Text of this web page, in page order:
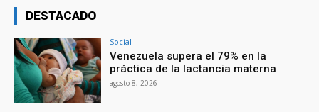
DESTACADO
Social
Venezuela supera el 79% en la
práctica de la lactancia materna
agosto 8, 2026